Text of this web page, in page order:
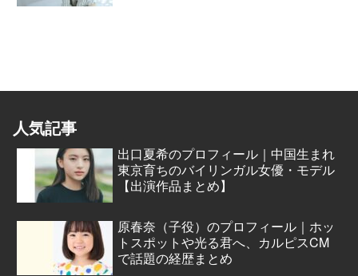
人気記事
出口夏希のプロフィール｜中国生まれ
東京育ちのバイリンガル女優・モデル
【出演作品まとめ】
原春奈（子役）のプロフィール｜ホッ
トスポットや光る君へ、カルピスCM
で話題の経歴まとめ